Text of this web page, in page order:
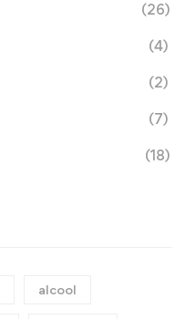
(26)
(4)
(2)
(7)
(18)
alcool